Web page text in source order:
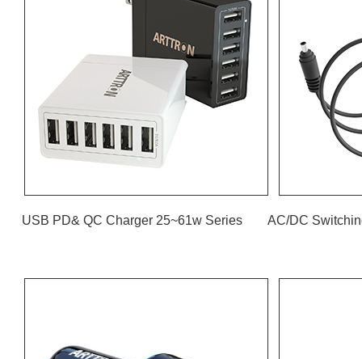
USB PD& QC Charger 25~61w Series AC/DC